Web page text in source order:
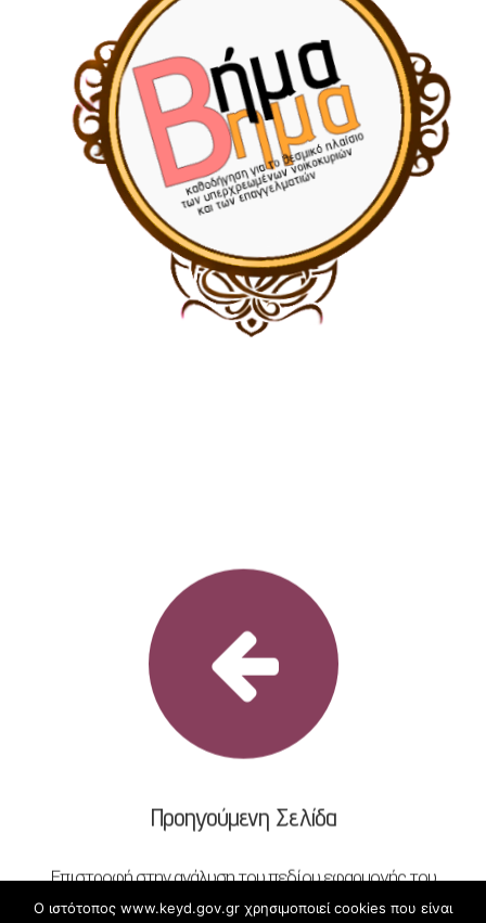
Προηγούμενη Σελίδα
Επιστροφή στην ανάλυση του πεδίου εφαρμογής του
Εξωδικαστικού Μηχανισμού Ρύθμισης Οφειλών
Ο ιστότοπος www.keyd.gov.gr χρησιμοποιεί cookies που είναι